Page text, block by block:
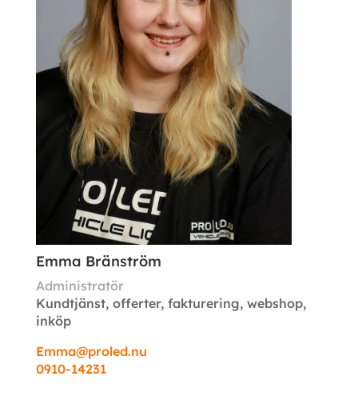
Emma Bränström
Administratör
Kundtjänst, offerter, fakturering, webshop,
inköp
Emma@proled.nu
0910-14231